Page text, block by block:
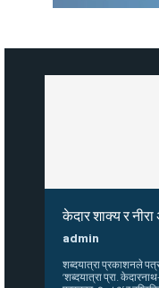
केदार शाक्य र
admin
शब्दयात्रा प्रकाशनले
‘शब्दयात्रा प्रा.